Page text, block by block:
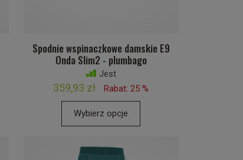
Spodnie wspinaczkowe damskie E9
Onda Slim2 - plumbago
Jest
359,93 zł Rabat: 25 %
Wybierz opcje